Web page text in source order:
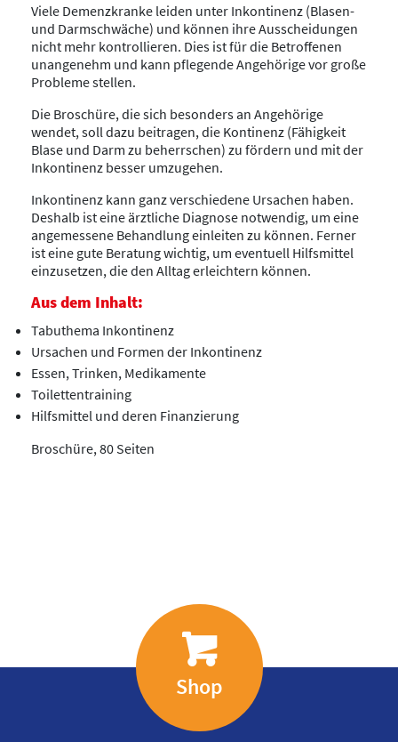
Viele Demenzkranke leiden unter Inkontinenz (Blasen-
und Darmschwäche) und können ihre Ausscheidungen
nicht mehr kontrollieren. Dies ist für die Betroffenen
unangenehm und kann pflegende Angehörige vor große
Probleme stellen.
Die Broschüre, die sich besonders an Angehörige
wendet, soll dazu beitragen, die Kontinenz (Fähigkeit
Blase und Darm zu beherrschen) zu fördern und mit der
Inkontinenz besser umzugehen.
Inkontinenz kann ganz verschiedene Ursachen haben.
Deshalb ist eine ärztliche Diagnose notwendig, um eine
angemessene Behandlung einleiten zu können. Ferner
ist eine gute Beratung wichtig, um eventuell Hilfsmittel
einzusetzen, die den Alltag erleichtern können.
Aus dem Inhalt:
Tabuthema Inkontinenz
Ursachen und Formen der Inkontinenz
Essen, Trinken, Medikamente
Toilettentraining
Hilfsmittel und deren Finanzierung
Broschüre, 80 Seiten
Shop